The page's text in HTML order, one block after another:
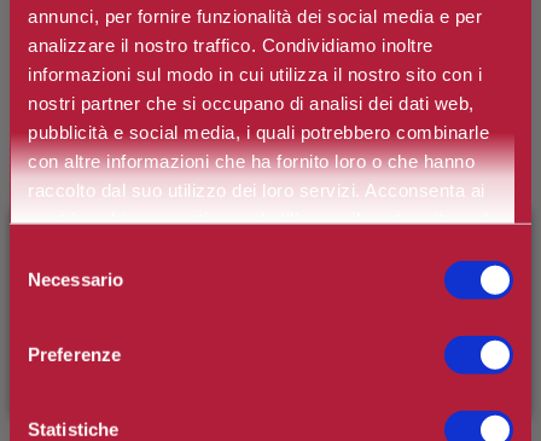
annunci, per fornire funzionalità dei social media e per
analizzare il nostro traffico. Condividiamo inoltre
informazioni sul modo in cui utilizza il nostro sito con i
nostri partner che si occupano di analisi dei dati web,
pubblicità e social media, i quali potrebbero combinarle
con altre informazioni che ha fornito loro o che hanno
raccolto dal suo utilizzo dei loro servizi. Acconsenta ai
nostri cookie se continua ad utilizzare il nostro sito web.
delNecessario
Preferenze
Statistiche
Marchio: Lancôme
Art. n. 3614274397239
Disponibilità: Si
Contenuto *
inserendo il codice